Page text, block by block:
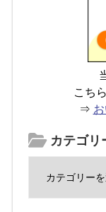
こち
⇒
カテゴリ